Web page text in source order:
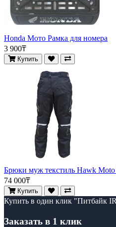
Honda Мото Рамка для номера
3 900₸
Купить
Брюки муж текстиль Hawk
74 000₸
Купить
Купить в один клик "Питбайк
Заказать в 1 клик